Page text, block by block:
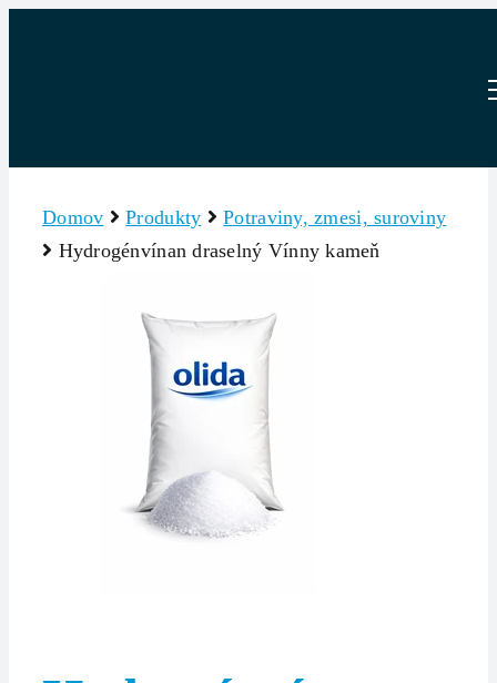
Domov Produkty
Potraviny, zmesi, suroviny
Hydrogénvínan draselný Vínny kameň